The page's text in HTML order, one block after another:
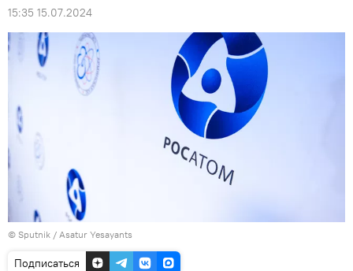
15:35 15.07.2024
© Sputnik / Asatur Yesayants
Подписаться